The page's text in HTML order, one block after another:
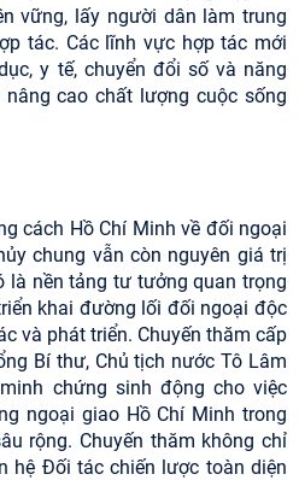
vững, lấy người dân làm trung
tác. Các lĩnh vực hợp tác mới
y tế, chuyển đổi số và năng
cao chất lượng cuộc sống
cách Hồ Chí Minh về đối ngoại
chung vẫn còn nguyên giá trị
là nền tảng tư tưởng quan trọng
khai đường lối đối ngoại độc
và phát triển. Chuyến thăm cấp
Bí thư, Chủ tịch nước Tô Lâm
chứng sinh động cho việc
ngoại giao Hồ Chí Minh trong
rộng. Chuyến thăm không chỉ
hệ Đối tác chiến lược toàn diện